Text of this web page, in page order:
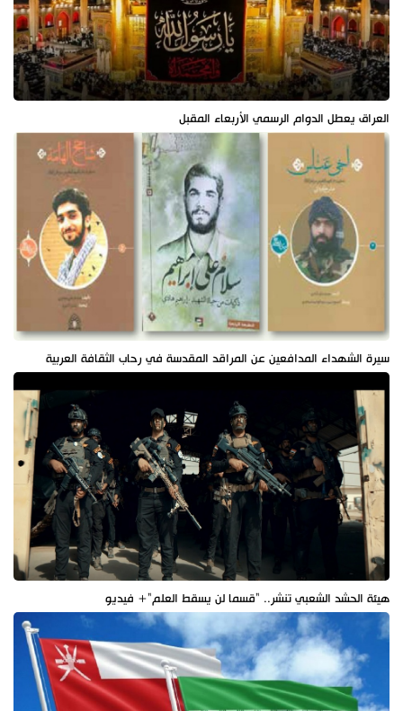
العراق يعطل الدوام الرسمي الأربعاء المقبل
سيرة الشهداء المدافعين عن المراقد المقدسة في رحاب الثقافة العربية
هيئة الحشد الشعبي تنشر.. "قسما لن يسقط العلم"+ فيديو